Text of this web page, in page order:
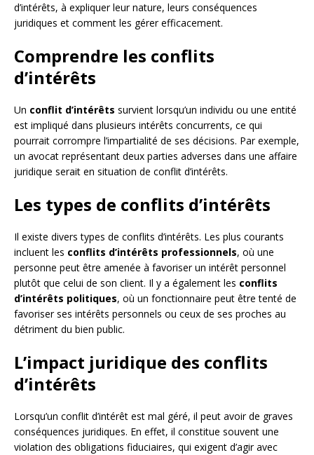
d’intérêts, à expliquer leur nature, leurs conséquences
juridiques et comment les gérer efficacement.
Comprendre les conflits
d’intérêts
Un conflit d’intérêts survient lorsqu’un individu ou une entité
est impliqué dans plusieurs intérêts concurrents, ce qui
pourrait corrompre l’impartialité de ses décisions. Par exemple,
un avocat représentant deux parties adverses dans une affaire
juridique serait en situation de conflit d’intérêts.
Les types de conflits d’intérêts
Il existe divers types de conflits d’intérêts. Les plus courants
incluent les conflits d’intérêts professionnels, où une
personne peut être amenée à favoriser un intérêt personnel
plutôt que celui de son client. Il y a également les conflits
d’intérêts politiques, où un fonctionnaire peut être tenté de
favoriser ses intérêts personnels ou ceux de ses proches au
détriment du bien public.
L’impact juridique des conflits
d’intérêts
Lorsqu’un conflit d’intérêt est mal géré, il peut avoir de graves
conséquences juridiques. En effet, il constitue souvent une
violation des obligations fiduciaires, qui exigent d’agir avec